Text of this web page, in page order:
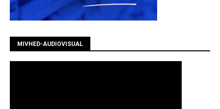
MIVHED-AUDIOVISUAL